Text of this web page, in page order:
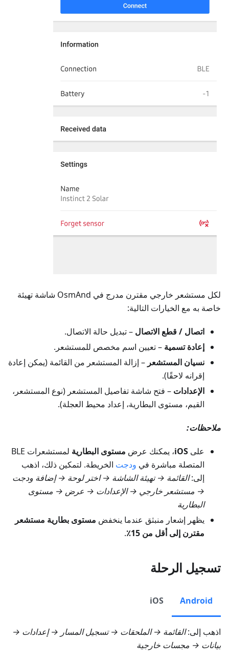
لكل مستشعر خارجي مقترن مدرج في OsmAnd شاشة تهيئة
خاصة به مع الخيارات التالية:
اتصال / قطع الاتصال – تبديل حالة الاتصال.
إعادة تسمية – تعيين اسم مخصص للمستشعر.
نسيان المستشعر – إزالة المستشعر من القائمة (يمكن إعادة
إقرانه لاحقًا).
الإعدادات – فتح شاشة تفاصيل المستشعر (نوع المستشعر،
القيم، مستوى البطارية، إعداد محيط العجلة).
ملاحظات:
على iOS، يمكنك عرض مستوى البطارية
لمستشعرات BLE
المتصلة مباشرة في ودجت الخريطة. لتمكين ذلك، اذهب
إلى:القائمة → تهيئة الشاشة → اختر لوحة → إضافة ودجت
→ مستشعر خارجي → الإعدادات → عرض → مستوى
البطارية
يظهر إشعار منبثق عندما ينخفض مستوى بطارية مستشعر
مقترن إلى أقل من 15٪
.
تسجيل الرحلة
Android
iOS
اذهب إلى:القائمة → الملحقات → تسجيل المسار → إعدادات →
بيانات → مجسات خارجية